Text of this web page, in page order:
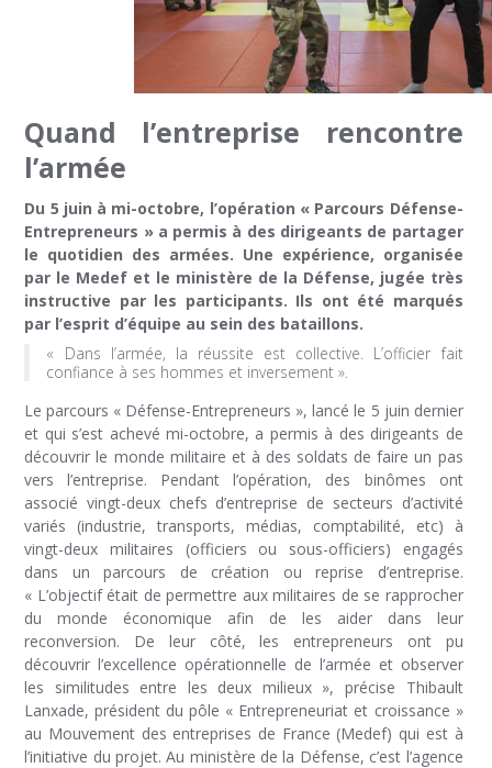
Quand l’entreprise rencontre
l’armée
Du 5 juin à mi-octobre, l’opération « Parcours Défense-
Entrepreneurs » a permis à des dirigeants de partager
le quotidien des armées. Une expérience, organisée
par le Medef et le ministère de la Défense, jugée très
instructive par les participants. Ils ont été marqués
par l’esprit d’équipe au sein des bataillons.
« Dans l’armée, la réussite est collective. L’officier fait
confiance à ses hommes et inversement ».
Le parcours « Défense-Entrepreneurs », lancé le 5 juin dernier
et qui s’est achevé mi-octobre, a permis à des dirigeants de
découvrir le monde militaire et à des soldats de faire un pas
vers l’entreprise. Pendant l’opération, des binômes ont
associé vingt-deux chefs d’entreprise de secteurs d’activité
variés (industrie, transports, médias, comptabilité, etc) à
vingt-deux militaires (officiers ou sous-officiers) engagés
dans un parcours de création ou reprise d’entreprise.
« L’objectif était de permettre aux militaires de se rapprocher
du monde économique afin de les aider dans leur
reconversion. De leur côté, les entrepreneurs ont pu
découvrir l’excellence opérationnelle de l’armée et observer
les similitudes entre les deux milieux », précise Thibault
Lanxade, président du pôle « Entrepreneuriat et croissance »
au Mouvement des entreprises de France (Medef) qui est à
l’initiative du projet. Au ministère de la Défense, c’est l’agence